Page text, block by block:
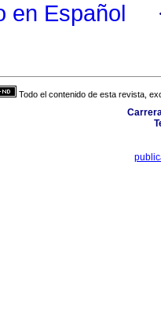
en Español
Todo el contenido de esta revista,